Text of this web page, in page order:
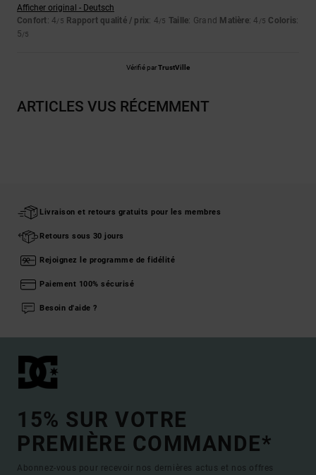
Afficher original - Deutsch
Confort: 4/5 Rapport qualité / prix: 4/5 Taille: Grand Matière: 4 /5 Coloris:
5/5
Vérifié parTrustVille
ARTICLES VUS RÉCEMMENT
Livraison et retours gratuits pour les membres
Retours sous 30 jours
Rejoignez le programme de fidélité
Paiement 100% sécurisé
Besoin d'aide ?
15% SUR VOTRE
PREMIÈRE COMMANDE*
Abonnez-vous pour recevoir nos dernières actus et nos offres